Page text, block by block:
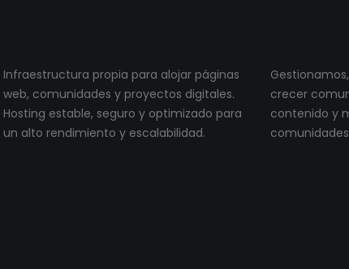
Infraestructura propia para alojar páginas
web, comunidades y proyectos digitales.
Hosting estable, seguro y optimizado para
un alto rendimiento y escalabilidad.
crecer
contenido y